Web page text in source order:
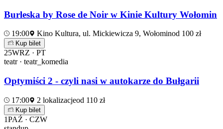
Burleska by Rose de Noir w Kinie Kultury Wołomin
19:00 Kino Kultura, ul. Mickiewicza 9, Wołominod 100 zł
Kup bilet
25WRZ · PT
teatr · teatr_komedia
Optymiści 2 - czyli nasi w autokarze do Bułgarii
17:00 2 lokalizacjeod 110 zł
Kup bilet
1PAŹ · CZW